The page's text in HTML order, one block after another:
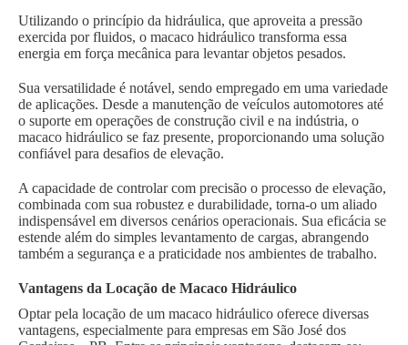
Utilizando o princípio da hidráulica, que aproveita a pressão
exercida por fluidos, o macaco hidráulico transforma essa
energia em força mecânica para levantar objetos pesados.
Sua versatilidade é notável, sendo empregado em uma variedade
de aplicações. Desde a manutenção de veículos automotores até
o suporte em operações de construção civil e na indústria, o
macaco hidráulico se faz presente, proporcionando uma solução
confiável para desafios de elevação.
A capacidade de controlar com precisão o processo de elevação,
combinada com sua robustez e durabilidade, torna-o um aliado
indispensável em diversos cenários operacionais. Sua eficácia se
estende além do simples levantamento de cargas, abrangendo
também a segurança e a praticidade nos ambientes de trabalho.
Vantagens da Locação de Macaco Hidráulico
Optar pela locação de um macaco hidráulico oferece diversas
vantagens, especialmente para empresas em São José dos